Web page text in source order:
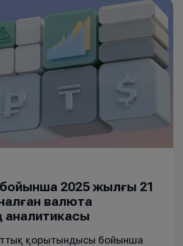
2025 жылғы 21
валюта
қорытындысы бойынша